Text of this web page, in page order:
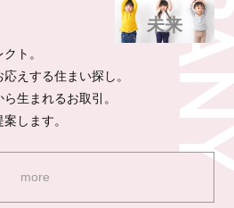
未来
ト。
えする住まい探し。
生まれるお取引。
します。
more